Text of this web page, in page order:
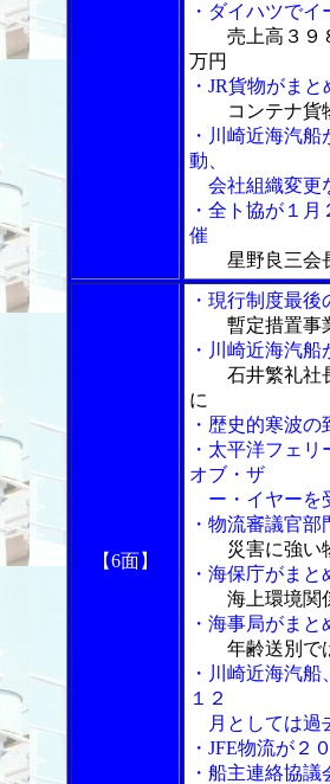
・ダイハツで
売上高３９
万円
・JR貨物がま
コンテナ貨
・川崎近海汽
動、
会社組織変更
・全ト協が１
催
星野良三会
【6面】
・現行制度最
暫定措置事
・川崎近海汽
石井繁礼社
に
・歴史的寒波
・太平洋フェ
オブ・ザ
ー・イヤーを
・物流審議官
災害に強い
・海保庁がま
海上環境関
・海事局がま
年齢送別で
・川崎近海汽
１２
月としては過
・JFE物流が２
・船主連絡協